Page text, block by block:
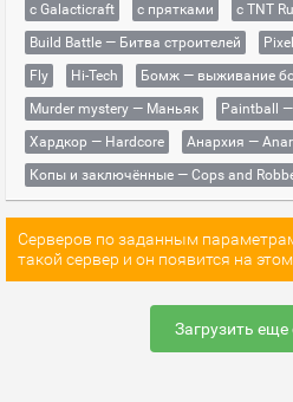
с Galacticraft
с прятками с TNT
Build Battle — Битва строителей
Fly
Hi-Tech
Бомж — выживание
Murder mystery — Маньяк
Paintball
Хардкор — Hardcore
Анархия —
Копы и заключённые — Cops and
Серверов по заданным
такой сервер и он появится на
Загрузить еще